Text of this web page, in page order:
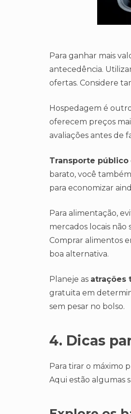
Para ganhar mais
antecedência.
ofertas. Considere
Hospedagem é
oferecem preços
avaliações antes de
Transporte público
barato, você
para economizar
Para alimentação,
mercados locais
Comprar alimentos
boa alternativa.
Planeje as atrações
gratuita em
sem pesar no bolso.
4. Dicas
Para tirar o máximo
Aqui estão algumas